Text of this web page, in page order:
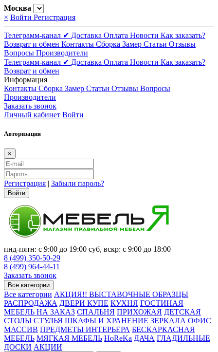
Москва
× Войти Регистрация
Телеграмм-канал ✔ Доставка Оплата Новости Как заказать?
Возврат и обмен Контакты Сборка Замер Статьи Отзывы
Вопросы Производители
Телеграмм-канал ✔ Доставка Оплата Новости Как заказать?
Возврат и обмен
Информация
Контакты Сборка Замер Статьи Отзывы Вопросы
Производители
Заказать звонок
Личный кабинет Войти
Авторизация
×
Регистрация | Забыли пароль?
Войти
пнд-пятн: с 9:00 до 19:00 суб, вскр: с 9:00 до 18:00
8 (499) 350-50-29
8 (499) 964-44-11
Заказать звонок
Все категории
Все категории АКЦИЯ!! ВЫСТАВОЧНЫЕ ОБРАЗЦЫ
РАСПРОДАЖА ДВЕРИ КУПЕ КУХНЯ ГОСТИНАЯ
МЕБЕЛЬ НА ЗАКАЗ СПАЛЬНЯ ПРИХОЖАЯ ДЕТСКАЯ
СТОЛЫ СТУЛЬЯ ШКАФЫ И ХРАНЕНИЕ ЗЕРКАЛА ОФИС
МАССИВ ПРЕДМЕТЫ ИНТЕРЬЕРА БЕСКАРКАСНАЯ
МЕБЕЛЬ МЯГКАЯ МЕБЕЛЬ HoReKa ДАЧА ГЛАДИЛЬНЫЕ
ДОСКИ АКЦИИ